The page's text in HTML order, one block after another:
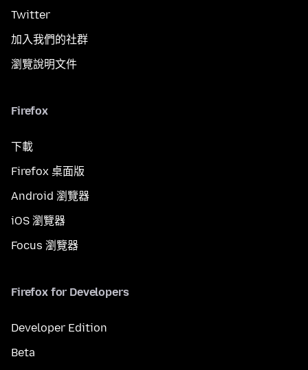
Twitter
加入我們的社群
瀏覽說明文件
Firefox
下載
Firefox 桌面版
Android 瀏覽器
iOS 瀏覽器
Focus 瀏覽器
Firefox for Developers
Developer Edition
Beta